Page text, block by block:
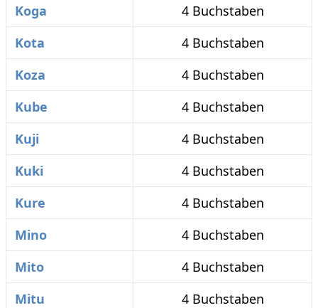
Koga
4 Buchstaben
Kota
4 Buchstaben
Koza
4 Buchstaben
Kube
4 Buchstaben
Kuji
4 Buchstaben
Kuki
4 Buchstaben
Kure
4 Buchstaben
Mino
4 Buchstaben
Mito
4 Buchstaben
Mitu
4 Buchstaben